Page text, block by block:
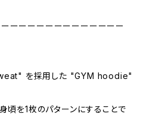
ーーーーーーーーーーーーー
を採用した "GYM hoodie"
頃を1枚のパターンにすることで